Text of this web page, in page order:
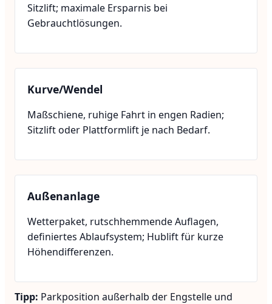
Sitzlift; maximale Ersparnis bei
Gebrauchtlösungen.
Kurve/Wendel
Maßschiene, ruhige Fahrt in engen Radien;
Sitzlift oder Plattformlift je nach Bedarf.
Außenanlage
Wetterpaket, rutschhemmende Auflagen,
definiertes Ablaufsystem; Hublift für kurze
Höhendifferenzen.
Tipp: Parkposition außerhalb der Engstelle und